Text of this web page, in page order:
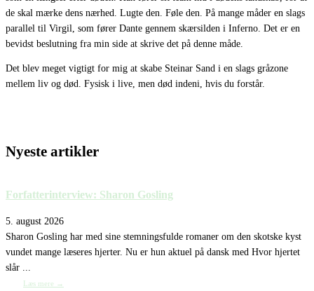
de skal mærke dens nærhed. Lugte den. Føle den. På mange måder en slags
parallel til Virgil, som fører Dante gennem skærsilden i Inferno. Det er en
bevidst beslutning fra min side at skrive det på denne måde.
Det blev meget vigtigt for mig at skabe Steinar Sand i en slags gråzone
mellem liv og død. Fysisk i live, men død indeni, hvis du forstår.
Nyeste artikler
Forfatterinterview: Sharon Gosling
5. august 2026
Sharon Gosling har med sine stemningsfulde romaner om den skotske kyst
vundet mange læseres hjerter. Nu er hun aktuel på dansk med Hvor hjertet
slår ...
Læs mere →